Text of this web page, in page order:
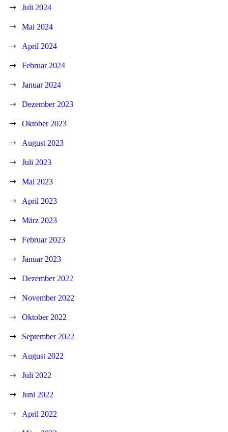
Juli 2024
Mai 2024
April 2024
Februar 2024
Januar 2024
Dezember 2023
Oktober 2023
August 2023
Juli 2023
Mai 2023
April 2023
März 2023
Februar 2023
Januar 2023
Dezember 2022
November 2022
Oktober 2022
September 2022
August 2022
Juli 2022
Juni 2022
April 2022